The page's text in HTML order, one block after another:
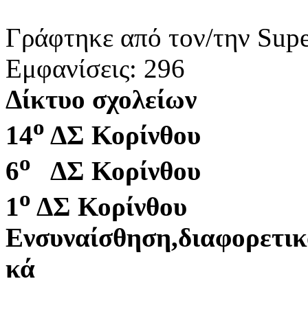
Γράφτηκε από τον/την
Εμφανίσεις: 296
Δίκτυο σχολείων
14ο ΔΣ Κορίνθου
6ο
ΔΣ Κορίνθου
1ο ΔΣ Κορίνθου
κά